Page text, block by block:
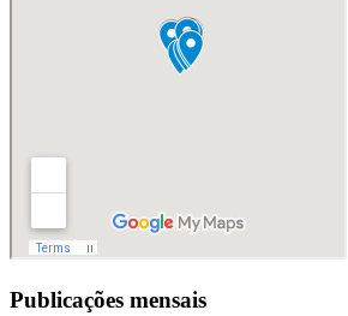
Publicações mensais